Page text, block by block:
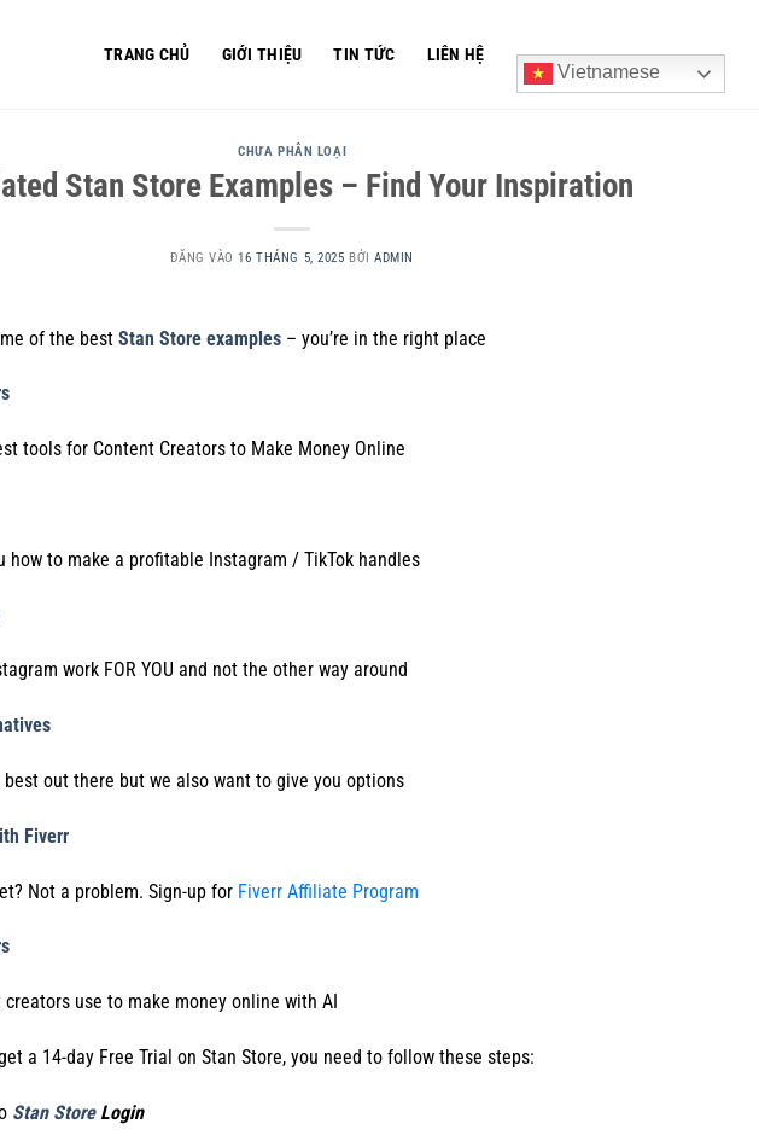
TRANG CHỦ GIỚI THIỆU TIN TỨC
LIÊN HỆ
Vietnamese
CHƯA PHÂN LOẠI
Stan Store Examples – Find Your Inspiration
ĐĂNG VÀO16 THÁNG 5, 2025 BỞIADMIN
of the best Stan Store examples – you’re in the right place
tools for Content Creators to Make Money Online
how to make a profitable Instagram / TikTok handles
work FOR YOU and not the other way around
out there but we also want to give you options
Fiverr
Not a problem. Sign-up for Fiverr Affiliate Program
use to make money online with AI
a 14-day Free Trial on Stan Store, you need to follow these steps:
Stan Store Login